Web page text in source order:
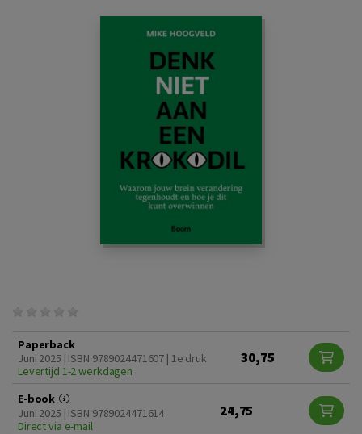
Paperback
Juni 2025 | ISBN 9789024471607 | 1e druk
Levertijd 1-2 werkdagen
30,75
E-book
Juni 2025 | ISBN 9789024471614
Direct via e-mail
24,75